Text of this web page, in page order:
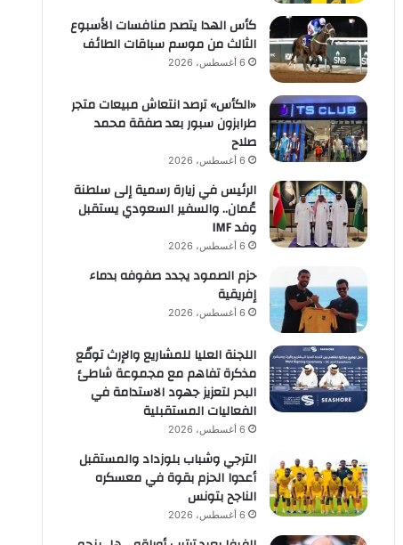
كأس الهدا يتصدر منافسات الأسبوع
الثالث من موسم سباقات الطائف
6 أغسطس، 2026
«الكأس» ترصد انتعاش مبيعات متجر
طرابزون سبور بعد صفقة محمد
صلاح
6 أغسطس، 2026
الرئيس في زيارة رسمية إلى سلطنة
عُمان.. والسفير السعودي يستقبل
وفد IMF
6 أغسطس، 2026
حزم الصمود يجدد صفوفه بدماء
إفريقية
6 أغسطس، 2026
اللجنة العليا للمشاريع والإرث توقّع
مذكرة تفاهم مع مجموعة شاطئ
البحر لتعزيز جهود الاستدامة في
الفعاليات المستقبلية
6 أغسطس، 2026
الترجي وشباب بلوزداد والمستقبل
أعدوا الحزم بقوة في معسكره
الناجح بتونس
6 أغسطس، 2026